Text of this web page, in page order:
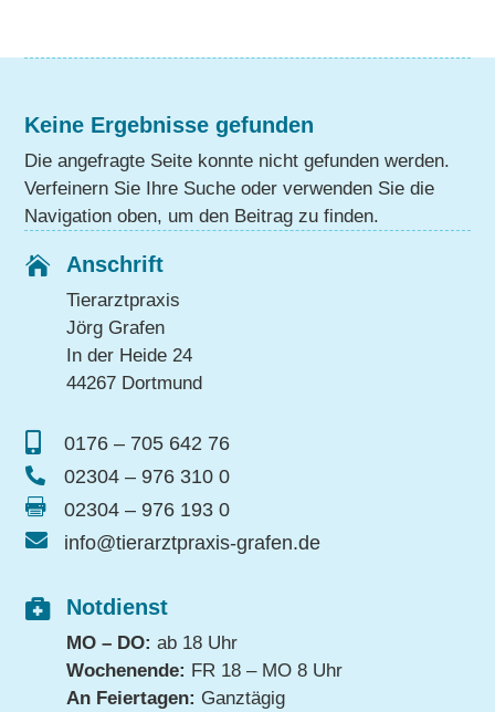
Keine Ergebnisse gefunden
Die angefragte Seite konnte nicht gefunden werden.
Verfeinern Sie Ihre Suche oder verwenden Sie die
Navigation oben, um den Beitrag zu finden.
 Anschrift
Tierarztpraxis
Jörg Grafen
In der Heide 24
44267 Dortmund
 0176 – 705 642 76
 02304 – 976 310 0
 02304 – 976 193 0
 info@tierarztpraxis-grafen.de
 Notdienst
MO – DO: ab 18 Uhr
Wochenende: FR 18 – MO 8 Uhr
An Feiertagen: Ganztägig